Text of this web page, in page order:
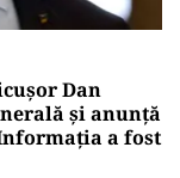
Dan
și anunță
a fost